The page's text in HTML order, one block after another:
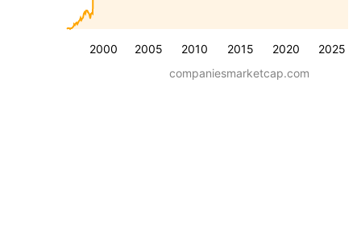
2000 2005 2010 2015 2020 2025
companiesmarketcap.com